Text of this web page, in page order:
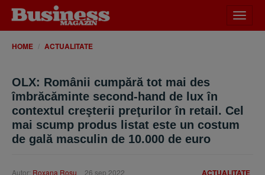
meniu
HOME ACTUALITATE
OLX: Românii cumpără tot mai des
îmbrăcăminte second-hand de lux în
contextul creşterii preţurilor în retail. Cel
mai scump produs listat este un costum
de gală masculin de 10.000 de euro
ACTUALITATE
Autor: Roxana Rosu 26 sep 2022